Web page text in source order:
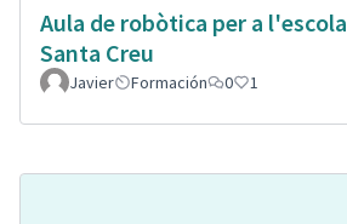
Aula de robòtica per a l'escola
Santa Creu
Javier Formación 0 1